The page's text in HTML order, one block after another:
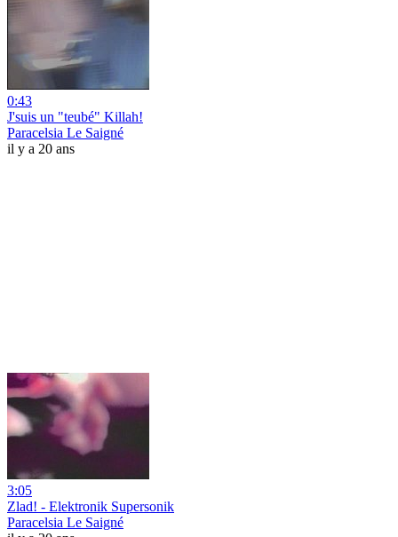
0:43
J'suis un "teubé" Killah!
Paracelsia Le Saigné
il y a 20 ans
3:05
Zlad! - Elektronik Supersonik
Paracelsia Le Saigné